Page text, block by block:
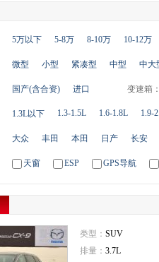
5万以下 5-8万 8-10万 10-12万
微型 小型 紧凑型 中型 中大
国产(含合资) 进口 变速箱：
1.3L以下 1.3-1.5L 1.6-1.8L 1.9-
大众 丰田 本田 日产 长安
天窗 ESP GPS导航
类型： SUV
排量： 3.7L